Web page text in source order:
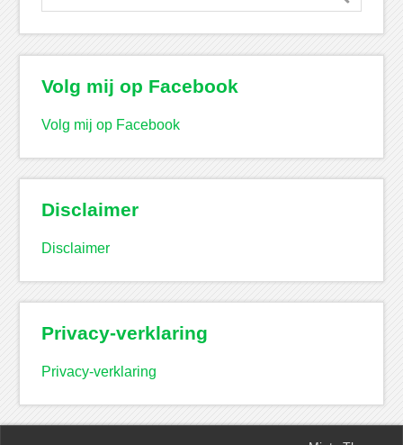
Volg mij op Facebook
Volg mij op Facebook
Disclaimer
Disclaimer
Privacy-verklaring
Privacy-verklaring